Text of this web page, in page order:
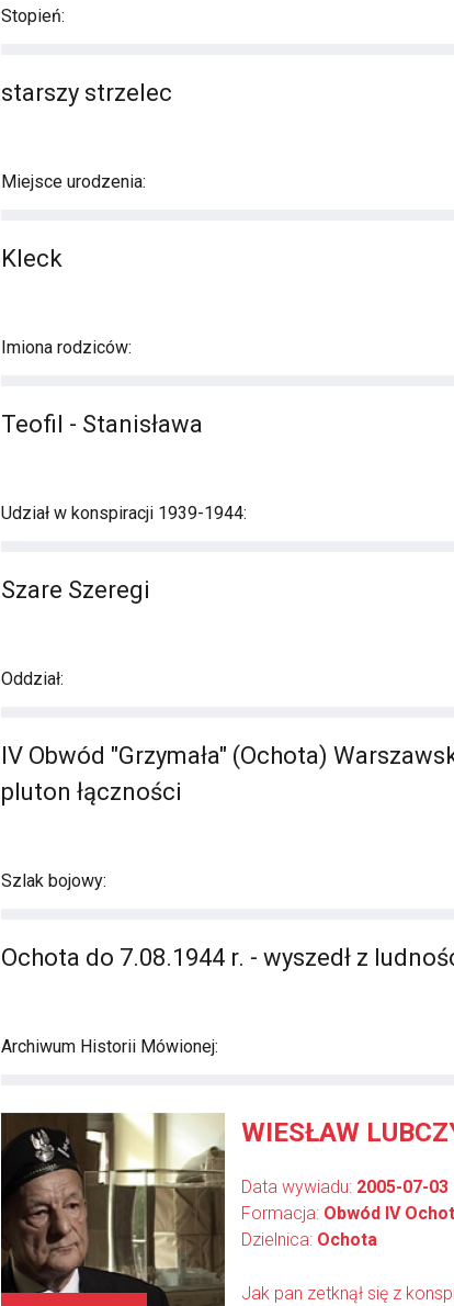
Stopień:
starszy strzelec
Miejsce urodzenia:
Kleck
Imiona rodziców:
Teofil - Stanisława
Udział w konspiracji 1939-1944:
Szare Szeregi
Oddział:
IV Obwód "Grzymała" (Ochota)
pluton łączności
Szlak bojowy:
Ochota do 7.08.1944 r. - wyszedł z
Archiwum Historii Mówionej:
WIESŁAW
Data wywiadu: 2005-07-03
Formacja: Obwód IV
Dzielnica: Ochota
Jak pan zetknął się z